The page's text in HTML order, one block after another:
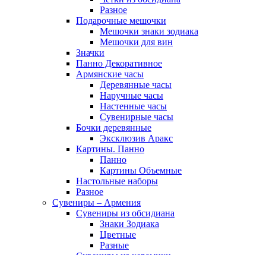
Разное
Подарочные мешочки
Мешочки знаки зодиака
Мешочки для вин
Значки
Панно Декоративное
Армянские часы
Деревянные часы
Наручные часы
Настенные часы
Сувенирные часы
Бочки деревянные
Эксклюзив Аракс
Картины. Панно
Панно
Картины Объемные
Настольные наборы
Разное
Сувениры – Армения
Сувениры из обсидиана
Знаки Зодиака
Цветные
Разные